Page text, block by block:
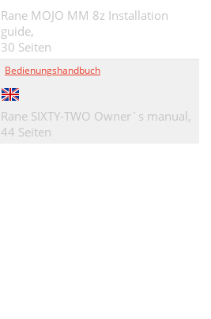
Rane MOJO MM 8z Installation
guide,
30 Seiten
Bedienungshandbuch
Rane SIXTY-TWO Owner`s manual,
44 Seiten